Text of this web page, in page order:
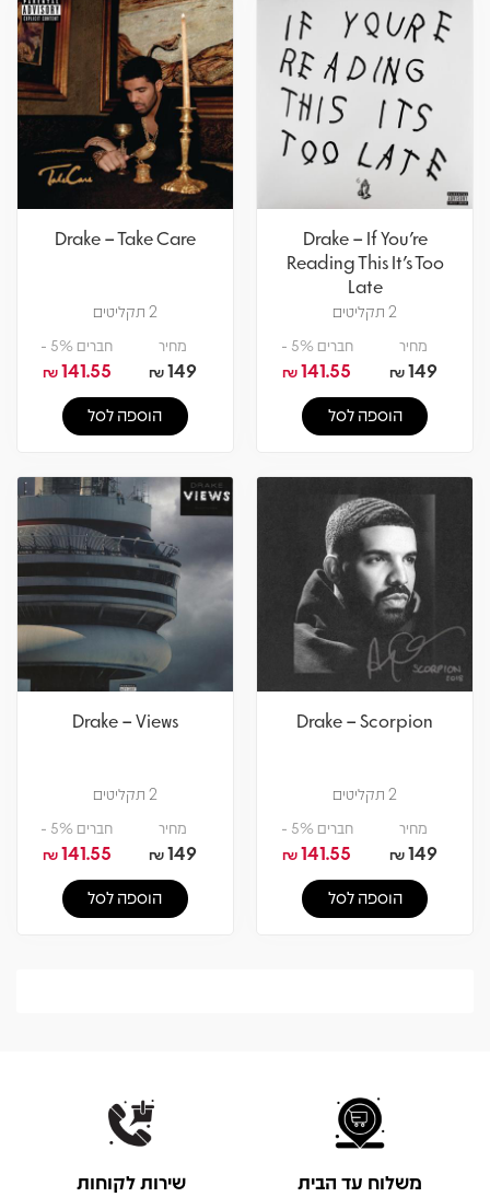
Drake – If You're
Reading This It's Too
Late
2 תקליטים
מחיר
149
₪
חברים 5% -
141.55
₪
הוספה לסל
Drake – Take Care
2 תקליטים
מחיר
149
₪
חברים 5% -
141.55
₪
הוספה לסל
Drake – Scorpion
2 תקליטים
מחיר
149
₪
חברים 5% -
141.55
₪
הוספה לסל
Drake – Views
2 תקליטים
מחיר
149
₪
חברים 5% -
141.55
₪
הוספה לסל
משלוח עד הבית שירות לקוחות